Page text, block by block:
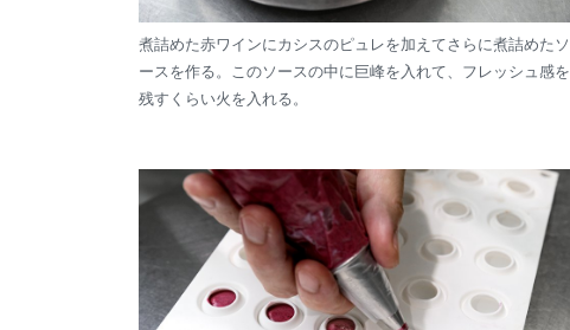
煮詰めた赤ワインにカシスのピュレを加えてさらに煮詰めたソ
ースを作る。このソースの中に巨峰を入れて、フレッシュ感を
残すくらい火を入れる。